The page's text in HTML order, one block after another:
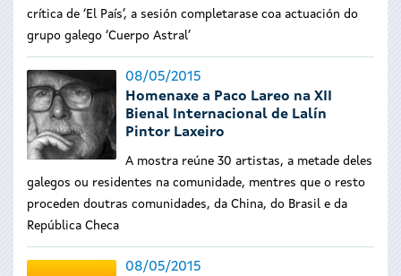
crítica de ‘El País’, a sesión completarase coa actuación do
grupo galego ‘Cuerpo Astral’
08/05/2015
Homenaxe a Paco Lareo na XII
Bienal Internacional de Lalín
Pintor Laxeiro
A mostra reúne 30 artistas, a metade deles
galegos ou residentes na comunidade, mentres que o resto
proceden doutras comunidades, da China, do Brasil e da
República Checa
08/05/2015